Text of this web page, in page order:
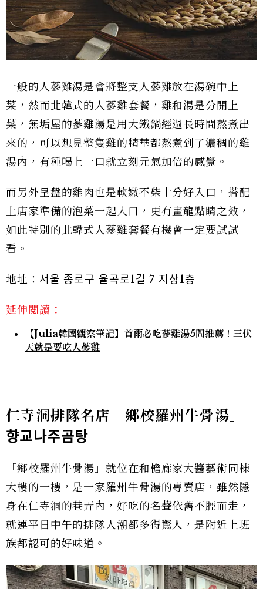
一般的人蔘雞湯是會將整支人蔘雞放在湯碗中上
菜，然而北韓式的人蔘雞套餐，雞和湯是分開上
菜，無垢屋的蔘雞湯是用大鐵鍋經過長時間熬煮出
來的，可以想見整隻雞的精華都熬煮到了濃稠的雞
湯內，有種喝上一口就立刻元氣加倍的感覺。
而另外呈盤的雞肉也是軟嫩不柴十分好入口，搭配
上店家準備的泡菜一起入口，更有畫龍點睛之效，
如此特別的北韓式人蔘雞套餐有機會一定要試試
看。
地址：서울 종로구 율곡로1길 7 지상1층
延伸閱讀：
【Julia韓國觀察筆記】首爾必吃蔘雞湯5間推薦！三伏
天就是要吃人蔘雞
仁寺洞排隊名店「鄉校羅州牛骨湯」
향교나주곰탕
「鄉校羅州牛骨湯」就位在和檐廊家大醬藝術同棟
大樓的一樓，是一家羅州牛骨湯的專賣店，雖然隱
身在仁寺洞的巷弄內，好吃的名聲依舊不脛而走，
就連平日中午的排隊人潮都多得驚人，是附近上班
族都認可的好味道。